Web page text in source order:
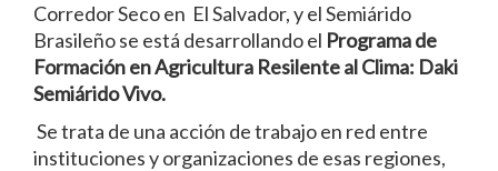
Corredor Seco en El Salvador, y el Semiárido
Brasileño se está desarrollando el Programa de
Formación en Agricultura Resilente al Clima: Daki
Semiárido Vivo.
Se trata de una acción de trabajo en red entre
instituciones y organizaciones de esas regiones,